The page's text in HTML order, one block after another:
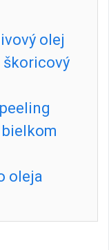
olej
škoricový
oleja